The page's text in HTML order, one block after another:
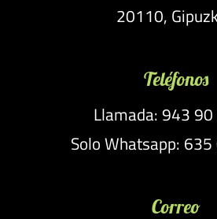
20110,
Teléfonos
Llamada: 943
Solo Whatsapp:
Correo